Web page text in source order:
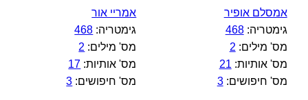
אמסלם אופיר
גימטריה:468
מס' מילים: 2
מס' אותיות: 21
מס' חיפושים:3
אמריי אור
גימטריה: 468
מס' מילים: 2
מס' אותיות: 17
מס' חיפושים: 3